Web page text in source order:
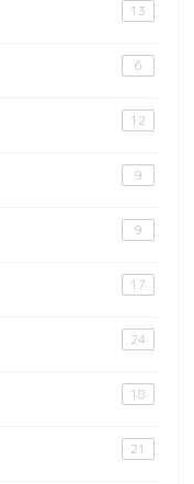
13
6
12
9
9
17
24
18
21